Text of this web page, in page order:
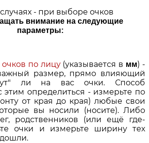
- при выборе очков
внимание на следующие
параметры:
по лицу(указывается в мм) -
размер, прямо влияющий
ли на вас очки. Способ
этим определиться - измерьте по
от края до края) любые свои
вы носили (носите). Либо
родственников (или ещё где-
очки и измерьте ширину тех